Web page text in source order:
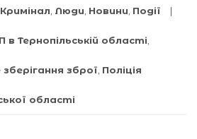
Кримінал Люди Новини Події
в Тернопільській області
зброї Поліція
області